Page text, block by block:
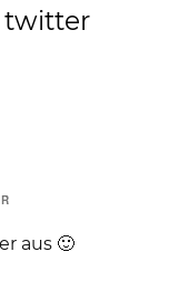
twitter
aus 🙂